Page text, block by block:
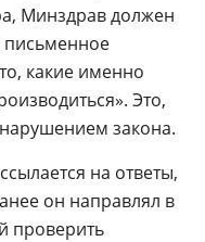
Минздрав должен
письменное
какие именно
Это,
нарушением закона.
на ответы,
он направлял в
проверить